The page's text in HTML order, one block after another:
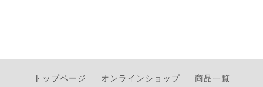
トップページ オンラインショップ 商品一覧